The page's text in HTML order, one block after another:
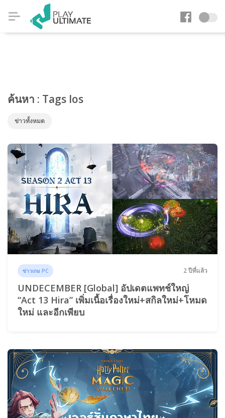
ค้นหา : Tags Ios
ข่าวทั้งหมด
ข่าวเกม PC 2 ปีที่แล้ว
UNDECEMBER [Global] อัปเดตแพทช์ใหญ่
“Act 13 Hira” เพิ่มเนื้อเรื่องใหม่+สกิลใหม่+โหมด
ใหม่ และอีกเพียบ